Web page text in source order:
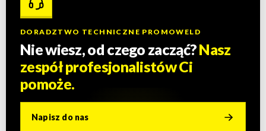
DORADZTWO TECHNICZNE PROMOWELD
Nie wiesz, od czego zacząć?Nasz
zespół profesjonalistów Ci
pomoże.
Napisz do nas